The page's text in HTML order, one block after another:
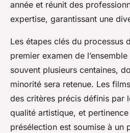
année et réunit des
expertise, garantissant une
Les étapes clés du processus
premier examen de
souvent plusieurs centaines,
minorité sera retenue. Les
des critères précis définis par
qualité artistique, et
présélection est soumise à un